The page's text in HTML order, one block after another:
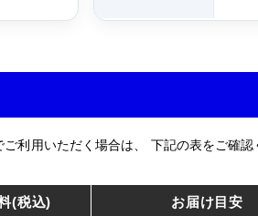
ご利用いただく場合は、 下記の表をご確認
(税込) お届け目安